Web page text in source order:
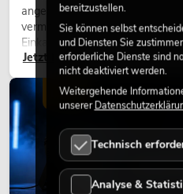
angenehme Atmosphäre,
vermitteln Natürlichkeit. Ob in
Einkaufszentren,
eine hochwertige Begrünung
modernen Raumkonzept.
Jetzt lesen
LICHT
bereitzustellen.
Sie können selbst
und Diensten Sie
erforderliche Dienste sind
nicht deaktiviert werden.
Weitergehende
unserer
Technisch
Analyse &